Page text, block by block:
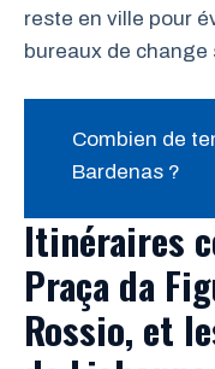
reste en ville pour
bureaux de change
Combien de
Bardenas ?
Itinéraires
Praça da
Rossio, et